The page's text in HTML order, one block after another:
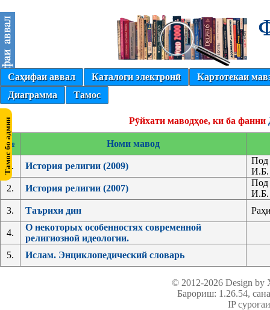
Саҳифаи аввал Каталоги электронӣ
Картотекаи
Диаграмма
Тамос
Рӯйхати маводҳое, ки ба фанни
№ Номи мавод
1. История религии (2009)
Под
И.Б.
2.
История религии (2007)
Под
И.Б.
3.
Таърихи дин
4.
О некоторых особенностях современной
религиозной идеологии.
5.
Ислам. Энциклопедический словарь
© 2012-2026 Design
Барориш: 1.26.54,
IP